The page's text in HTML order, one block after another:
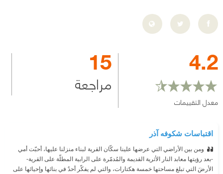
4.2
معدل التقييمات
15
مراجعة
اقتباسات شكوفه آذر
ومن بين الأراضي التي عرضها علينا سكّان القرية لبناء منزلنا عليها، أحبّت أمي
-بعد رؤيتها معابد النار الأثرية القديمة والمُدمّرة على الرابية المطلّة على القرية-
الأرضَ التي تبلغ مساحتها خمسة هكتارات، والتي لم يفكّر أحدٌ في بنائها وإحيائها على